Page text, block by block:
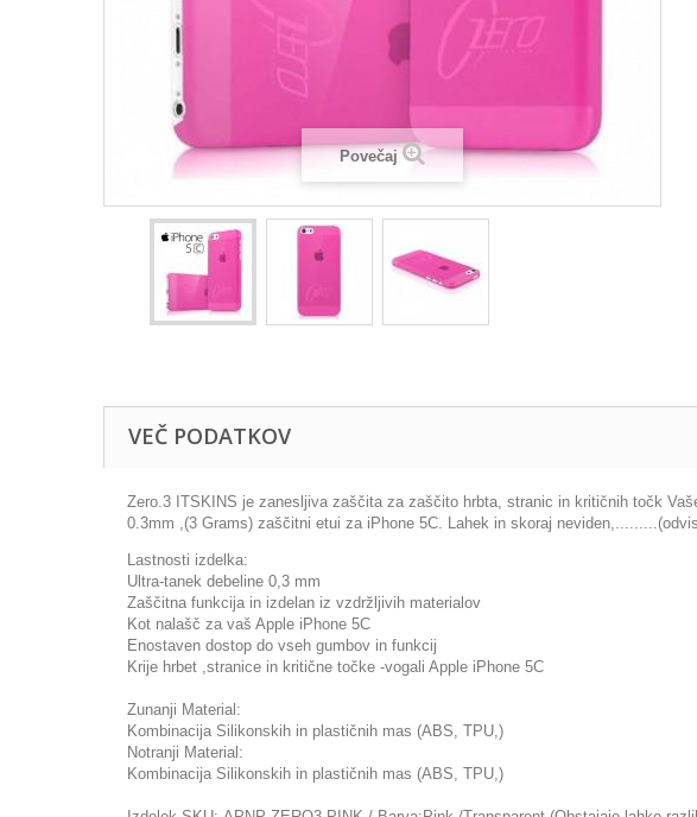
Povečaj
VEČ PODATKOV
Zero.3 ITSKINS je zanesljiva zaščita za zaščito hrbta, stranic in kritičnih točk
0.3mm ,(3 Grams) zaščitni etui za iPhone 5C. Lahek in skoraj
Lastnosti izdelka:
Ultra-tanek debeline 0,3 mm
Zaščitna funkcija in izdelan iz vzdržljivih materialov
Kot nalašč za vaš Apple iPhone 5C
Enostaven dostop do vseh gumbov in funkcij
Krije hrbet ,stranice in kritične točke -vogali Apple iPhone 5C
Zunanji Material:
Kombinacija Silikonskih in plastičnih mas (ABS, TPU,)
Notranji Material:
Kombinacija Silikonskih in plastičnih mas (ABS, TPU,)